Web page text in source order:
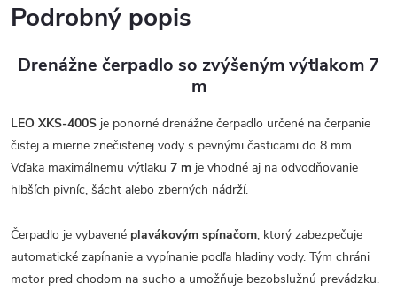
Podrobný popis
Drenážne čerpadlo so zvýšeným výtlakom 7
m
LEO XKS-400S je ponorné drenážne čerpadlo určené na čerpanie
čistej a mierne znečistenej vody s pevnými časticami do 8 mm.
Vďaka maximálnemu výtlaku 7 m je vhodné aj na odvodňovanie
hlbších pivníc, šácht alebo zberných nádrží.
Čerpadlo je vybavené plavákovým spínačom, ktorý zabezpečuje
automatické zapínanie a vypínanie podľa hladiny vody. Tým chráni
motor pred chodom na sucho a umožňuje bezobslužnú prevádzku.